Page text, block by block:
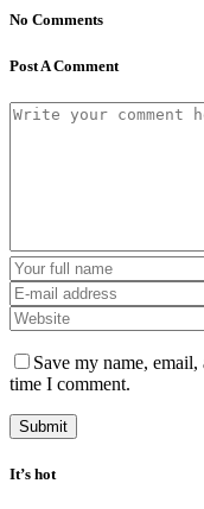
No Comments
Post A Comment
Save my name,
time I comment.
It’s hot